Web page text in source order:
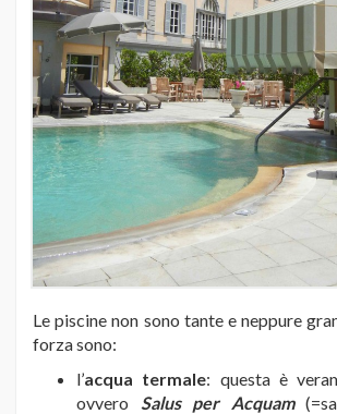
Le piscine non sono tante e neppure
forza sono:
l’acqua termale: questa è
ovvero Salus per Acquam